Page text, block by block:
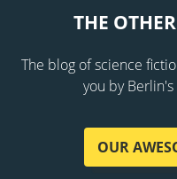
THE
The blog of science
you by Berlin's
OUR